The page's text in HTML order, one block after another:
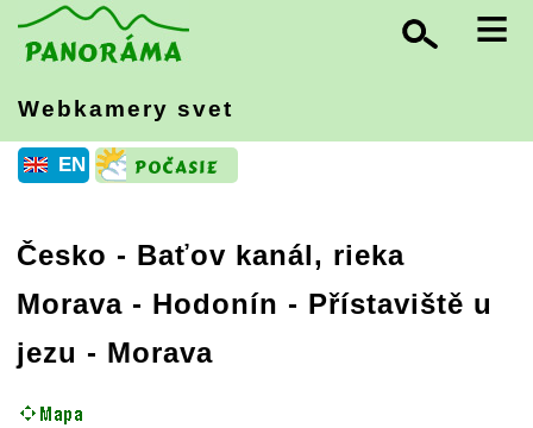
≡
Webkamery svet
EN
Česko - Baťov kanál, rieka
Morava - Hodonín - Přístaviště u
jezu - Morava